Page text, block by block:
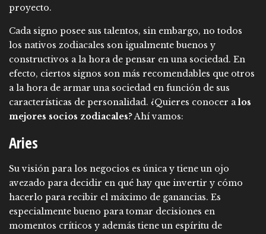
proyecto.
Cada signo posee sus talentos, sin embargo, no todos
los nativos zodiacales son igualmente buenos y
constructivos a la hora de pensar en una sociedad. En
efecto, ciertos signos son más recomendables que otros
a la hora de armar una sociedad en función de sus
características de personalidad. ¿Quieres conocer alos
mejores socios zodiacales? Ahí vamos:
Aries
Su visión para los negocios es única y tiene un ojo
avezado para decidir en qué hay que invertir y cómo
hacerlo para recibir el máximo de ganancias. Es
especialmente bueno para tomar decisiones en
momentos críticos y además tiene un espíritu de